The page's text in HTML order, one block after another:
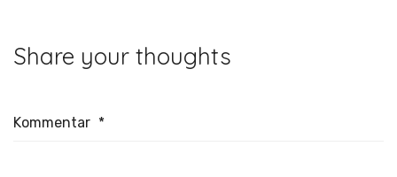
Share your thoughts
Kommentar *